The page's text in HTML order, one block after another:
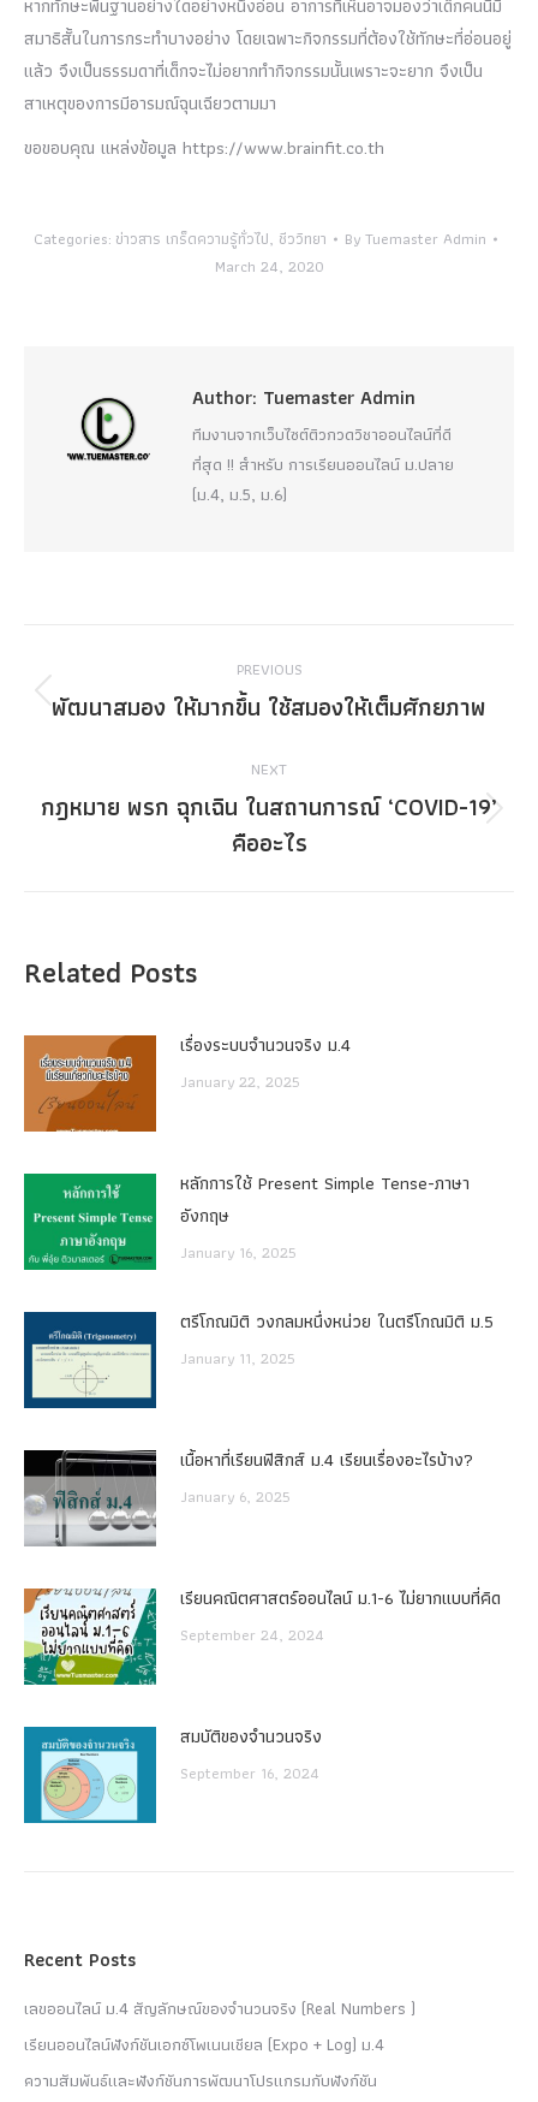
หากทักษะพื้นฐานอย่างใดอย่างหนึ่งอ่อน อาการที่เห็นอาจมองว่าเด็กคนนี้มี
สมาธิสั้นในการกระทำบางอย่าง โดยเฉพาะกิจกรรมที่ต้องใช้ทักษะที่อ่อนอยู่
แล้ว จึงเป็นธรรมดาที่เด็กจะไม่อยากทำกิจกรรมนั้นเพราะจะยาก จึงเป็น
สาเหตุของการมีอารมณ์ฉุนเฉียวตามมา
ขอขอบคุณ แหล่งข้อมูล https://www.brainfit.co.th
Categories: ข่าวสาร เกร็ดความรู้ทั่วไป, ชีววิทยา ByTuemaster Admin
March 24, 2020
Author: Tuemaster Admin
ทีมงานจากเว็บไซต์ติวกวดวิชาออนไลน์ที่ดี
ที่สุด !! สำหรับ การเรียนออนไลน์ ม.ปลาย
(ม.4, ม.5, ม.6)
navigation
PREVIOUS
Previous
พัฒนาสมอง ให้มากขึ้น ใช้สมองให้เต็มศักยภาพ
NEXT
Next
post:
กฎหมาย พรก ฉุกเฉิน ในสถานการณ์ ‘COVID-19’
คืออะไร
Related Posts
เรื่องระบบจํานวนจริง ม.4
January 22, 2025
หลักการใช้ Present Simple Tense-ภาษา
อังกฤษ
January 16, 2025
ตรีโกณมิติ วงกลมหนึ่งหน่วย ในตรีโกณมิติ ม.5
January 11, 2025
เนื้อหาที่เรียนฟิสิกส์ ม.4 เรียนเรื่องอะไรบ้าง?
January 6, 2025
เรียนคณิตศาสตร์ออนไลน์ ม.1-6 ไม่ยากแบบที่คิด
September 24, 2024
สมบัติของจำนวนจริง
September 16, 2024
Recent Posts
เลขออนไลน์ ม.4 สัญลักษณ์ของจำนวนจริง (Real Numbers )
เรียนออนไลน์ฟังก์ชันเอกซ์โพเนนเชียล (Expo + Log) ม.4
ความสัมพันธ์และฟังก์ชันการพัฒนาโปรแกรมกับฟังก์ชัน